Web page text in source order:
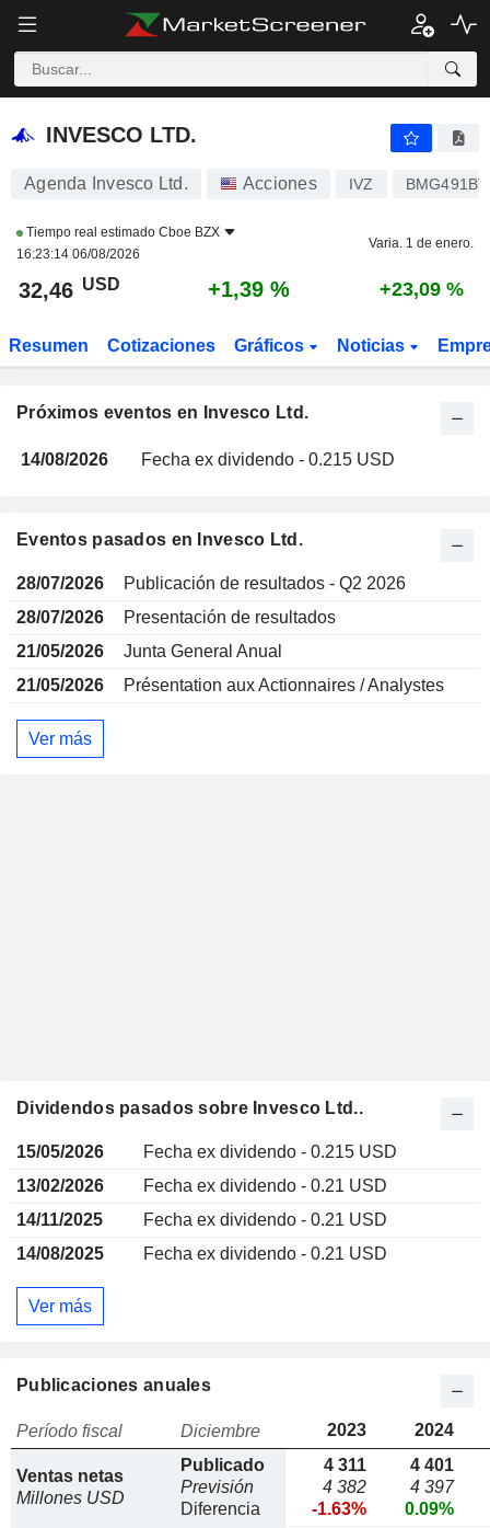
INVESCO LTD.
INVESCO LTD.
Agenda Invesco Ltd. Acciones IVZ
Tiempo real estimado Cboe BZX
16:23:14 06/08/2026
Varia. 1 de enero.
32,46 USD +1,39 % +23,09 %
Resumen Cotizaciones Gráficos Noticias
Próximos eventos en Invesco Ltd.
14/08/2026 Fecha ex dividendo - 0.215 USD
Eventos pasados en Invesco Ltd.
28/07/2026
Publicación de resultados - Q2 2026
28/07/2026
Presentación de resultados
21/05/2026
Junta General Anual
21/05/2026
Présentation aux Actionnaires / Analystes
Ver más
Dividendos pasados sobre Invesco Ltd..
15/05/2026
Fecha ex dividendo - 0.215 USD
13/02/2026
Fecha ex dividendo - 0.21 USD
14/11/2025
Fecha ex dividendo - 0.21 USD
14/08/2025
Fecha ex dividendo - 0.21 USD
Ver más
Publicaciones anuales
Período fiscal Diciembre 2023 2024
Ventas netas
Millones USD
Publicado
Previsión
Diferencia
4 311
4 382
-1.63%
4 401
4 397
0.09%